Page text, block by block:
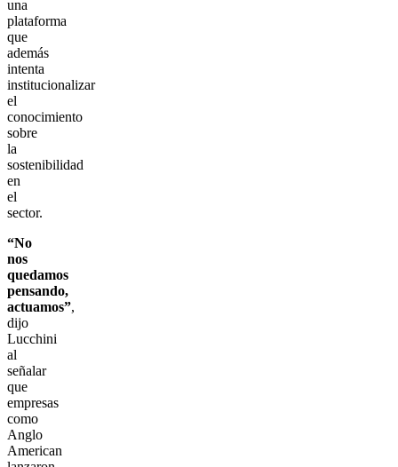
una
plataforma
que
además
intenta
institucionalizar
el
conocimiento
sobre
la
sostenibilidad
en
el
sector.
“No
nos
quedamos
pensando,
actuamos”,
dijo
Lucchini
al
señalar
que
empresas
como
Anglo
American